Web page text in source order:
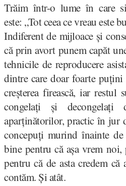
Trăim într-o lume în care
este: „Tot ceea ce vreau este
Indiferent de mijloace și
că prin avort punem capăt
tehnicile de reproducere
dintre care doar foarte
creșterea firească, iar
congelați și
aparținătorilor, practic în jur
concepuți murind înainte
bine pentru că așa vrem
pentru că de asta credem
contăm. Și atât.